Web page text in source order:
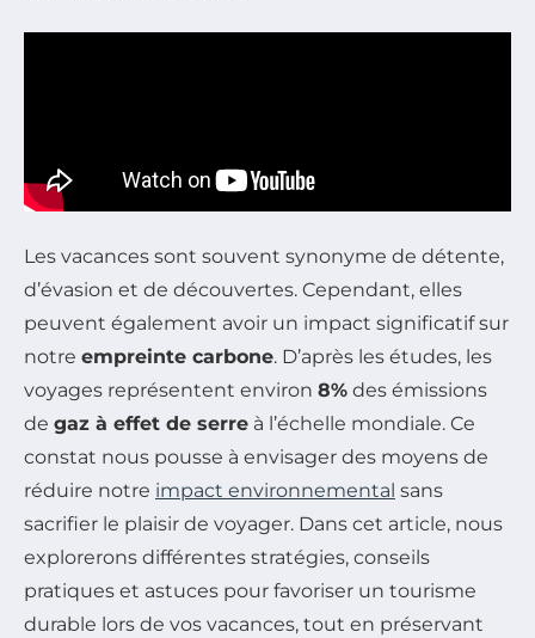
Les vacances sont souvent synonyme de détente,
d’évasion et de découvertes. Cependant, elles
peuvent également avoir un impact significatif sur
notre empreinte carbone. D’après les études, les
voyages représentent environ 8% des émissions
de gaz à effet de serre à l’échelle mondiale. Ce
constat nous pousse à envisager des moyens de
réduire notre impact environnemental sans
sacrifier le plaisir de voyager. Dans cet article, nous
explorerons différentes stratégies, conseils
pratiques et astuces pour favoriser un tourisme
durable lors de vos vacances, tout en préservant